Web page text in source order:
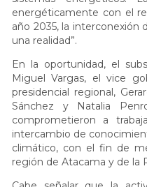
energéticamente con el
año 2035, la interconexión
una realidad”.
En la oportunidad, el
Miguel Vargas, el vice
presidencial regional,
Sánchez y Natalia
comprometieron a
intercambio de
climático, con el fin de
región de Atacama y de la